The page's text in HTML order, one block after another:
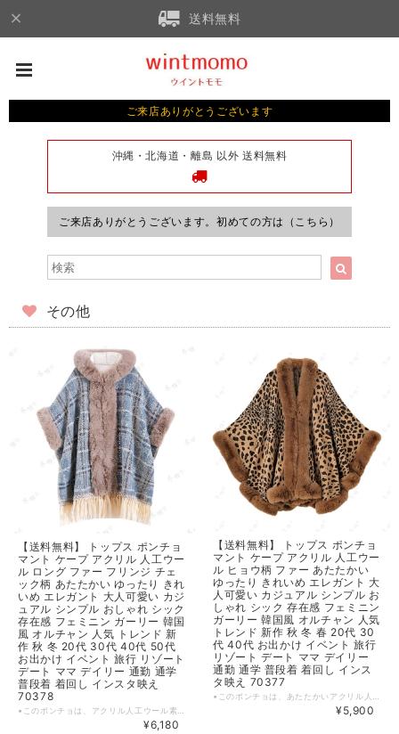
送料無料
ご来店ありがとうございます
沖縄・北海道・離島 以外 送料無料
ご来店ありがとうございます。初めての方は（こちら）
その他
【送料無料】 トップス ポンチョ
マント ケープ アクリル 人工ウー
ル ロング ファー フリンジ チェ
ック柄 あたたかい ゆったり きれ
いめ エレガント 大人可愛い カジ
ュアル シンプル おしゃれ シック
存在感 フェミニン ガーリー 韓国
風 オルチャン 人気 トレンド 新
作 秋 冬 20代 30代 40代 50代
お出かけ イベント 旅行 リゾート
デート ママ デイリー 通勤 通学
普段着 着回し インスタ映え
70378
▪このポンチョは、アクリル人工ウール素材を使用し、ファーとフリンジが特徴的です。シンプルながらもエレガントな印象を与え、大人可愛いスタイルを引き立てます！ロング丈で秋冬のコーディネートにぴったりのアイテムです。 ▪ゆったりとしたシルエットは、デイリーから特別なお出かけまで幅広く活躍し、インスタ映えする存在感のある着こなしを実現します。旅行やイベント、デートにも最適です！ 【カラー】 ライトブルー・ピンク 【サイズ】 F 着丈：76cm バスト：190cm ※1~3cmの誤差がある場合がございます。 ※※※ご購入前に以下を必ずお読みください※※※ この度は数ある中から当ショップを訪問していただきありがとうございます。 【 wintmomo 】は流行をいち早く取り入れたファッションをお値打ち価格で提供するお店です！ 毎日楽しく着ることのできるお洋服を取りそろえています。 気持ちの良い取引・商品に満足して頂きたいため、誠にご面倒をおかけしますが、以下の注意点をご覧くださいますよう、お願いいたします。 【商品・送料について】 ・お手持ちのパソコン・スマートフォン・携帯の画面により商品のお色に若干の差がございます。 ・サイズは買い付け先の生産表記です。測り方により1-3cmほど誤差がある場合がございます。 ・北海道、沖縄、離島は送料プラス2500円頂戴しております。 【納期について】 ・お取り寄せ商品のため、2-3週間程お時間頂いております。 更にお時間かかる場合もございますので、余裕をもってご注文いただきますようお願いします。 在庫切れ、生産中止の商品につきましてはキャンセルさせていただく場合がございます。 何卒ご了承くださいませ。 【返品について】 ・ご注文後のキャンセル・内容変更はお受けできません。 ・品到着後に関して、サイズ変更、カラーやイメージが違う、実寸が違う等を気にされる方のクレーム、返品、交換は一切お受けしておりません。(破れ等の初期不良は除きます) 【ご連絡について】 ・ショップご利用時にあたりご案内やお取り寄せ状況をメールにてさせていただいております。 （
¥6,180
【送料無料】 トップス ポンチョ
マント ケープ アクリル 人工ウー
ル ヒョウ柄 ファー あたたかい
ゆったり きれいめ エレガント 大
人可愛い カジュアル シンプル お
しゃれ シック 存在感 フェミニン
ガーリー 韓国風 オルチャン 人気
トレンド 新作 秋 冬 春 20代 30
代 40代 お出かけ イベント 旅行
リゾート デート ママ デイリー
通勤 通学 普段着 着回し インス
タ映え 70377
¥5,900